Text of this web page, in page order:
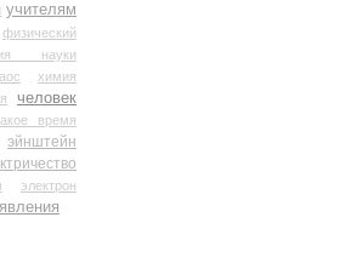
учителям
физический
науки
химия
человек
время
эйнштейн
электрон
явления